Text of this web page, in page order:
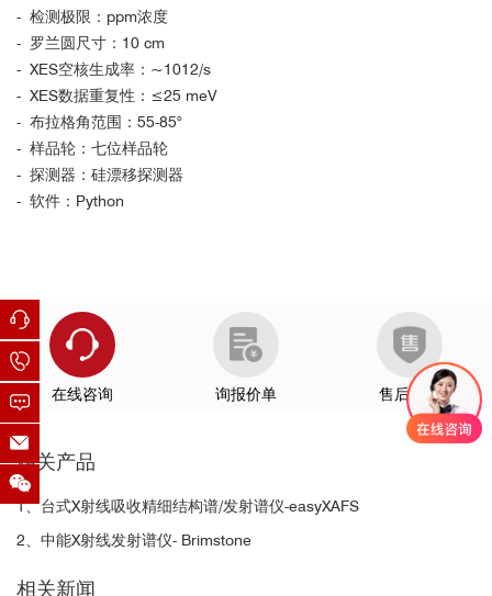
- 检测极限：ppm浓度
- 罗兰圆尺寸：10 cm
- XES空核生成率：~1012/s
- XES数据重复性：≤25 meV
- 布拉格角范围：55-85°
- 样品轮：七位样品轮
- 探测器：硅漂移探测器
- 软件：Python
Angewandte Chemie (2023) 62, 8, e202216286.
Environ. Sci. Technol. 2025, 59, 10, 5359
Int. J. Hydrogen Energy, 2025, 190: 152234.
App. Catal. B: Environ., 2024, 341: 123297.
Sci. Adv. 10, eadr9120 (2024)
App. Catal. B: Environ., 2024, 355: 124214.
Angewandte Chemie (2023) 62, 8, e202216286.
Energy Storage Materials 63 (2023) 103061
Journal of the American Chemical Society (2023) 145, 18,
在线咨询 询报价单 售后服务
相关产品
1、台式X射线吸收精细结构谱/发射谱仪-easyXAFS
2、中能X射线发射谱仪- Brimstone
相关新闻